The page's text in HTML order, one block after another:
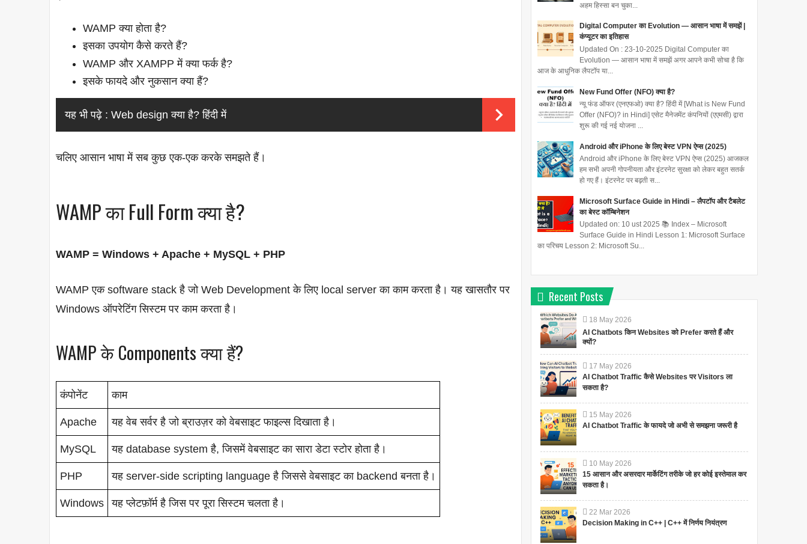
WAMP क्या होता है?
इसका उपयोग कैसे करते हैं?
WAMP और XAMPP में क्या फर्क है?
इसके फायदे और नुकसान क्या हैं?
यह भी पढ़े : Web design क्या है? हिंदी में
चलिए आसान भाषा में सब कुछ एक-एक करके समझते हैं।
WAMP का Full Form क्या है?
WAMP = Windows + Apache + MySQL + PHP
WAMP एक software stack है जो Web Development के लिए local server का काम करता है। यह खासतौर पर
Windows ऑपरेटिंग सिस्टम पर काम करता है।
WAMP के Components क्या हैं?
कंपोनेंट काम
Apache यह वेब सर्वर है जो ब्राउज़र को वेबसाइट फाइल्स दिखाता है।
MySQL यह database system है, जिसमें वेबसाइट का सारा डेटा स्टोर होता है।
PHP यह server-side scripting language है जिससे वेबसाइट का backend बनता है।
Windows यह प्लेटफ़ॉर्म है जिस पर पूरा सिस्टम चलता है।
अहम हिस्सा बन चुका...
Digital Computer का Evolution — आसान भाषा में समझें |
कंप्यूटर का इतिहास
Updated On : 23-10-2025 Digital Computer का
Evolution — आसान भाषा में समझें अगर आपने कभी सोचा है कि
आज के आधुनिक लैपटॉप या...
New Fund Offer (NFO) क्या है?
न्यू फंड ऑफर (एनएफओ) क्या है? हिंदी में [What is New Fund
Offer (NFO)? in Hindi] एसेट मैनेजमेंट कंपनियों (एएमसी) द्वारा
शुरू की गई नई योजना ...
Android और iPhone के लिए बेस्ट VPN ऐप्स (2025)
Android और iPhone के लिए बेस्ट VPN ऐप्स (2025) आजकल
हम सभी अपनी गोपनीयता और इंटरनेट सुरक्षा को लेकर बहुत सतर्क
हो गए हैं। इंटरनेट पर बढ़ती स...
Microsoft Surface Guide in Hindi – लैपटॉप और टैबलेट
का बेस्ट कॉम्बिनेशन
Updated on: 10 ust 2025 📚 Index – Microsoft
Surface Guide in Hindi Lesson 1: Microsoft Surface
का परिचय Lesson 2: Microsoft Su...
Recent Posts
18 May 2026
AI Chatbots किन Websites को Prefer करते हैं और
क्यों?
17 May 2026
AI Chatbot Traffic कैसे Websites पर Visitors ला
सकता है?
15 May 2026
AI Chatbot Traffic के फायदे जो अभी से समझना जरूरी है
10 May 2026
15 आसान और असरदार मार्केटिंग तरीके जो हर कोई इस्तेमाल कर
सकता है।
22 Mar 2026
Decision Making in C++ | C++ में निर्णय नियंत्रण